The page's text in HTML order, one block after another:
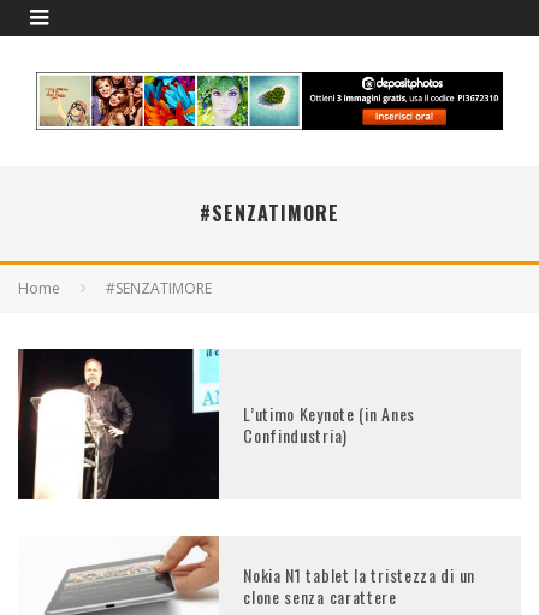
#SENZATIMORE
Home #SENZATIMORE
L’utimo Keynote (in Anes
Confindustria)
Nokia N1 tablet la tristezza di un
clone senza carattere